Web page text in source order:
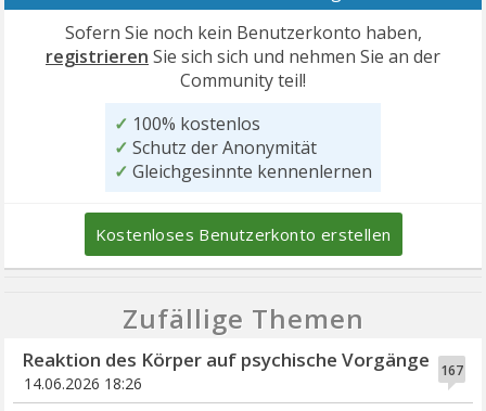
Sofern Sie noch kein Benutzerkonto haben,
registrieren Sie sich sich und nehmen Sie an der
Community teil!
✓ 100% kostenlos
✓ Schutz der Anonymität
✓ Gleichgesinnte kennenlernen
Kostenloses Benutzerkonto erstellen
Zufällige Themen
167
Reaktion des Körper auf psychische Vorgänge
14.06.2026 18:26